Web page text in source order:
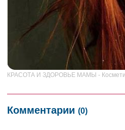
КРАСОТА И ЗДОРОВЬЕ МАМЫ -
Комментарии (0)